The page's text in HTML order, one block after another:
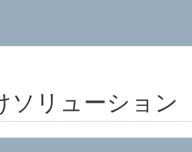
ソリューション